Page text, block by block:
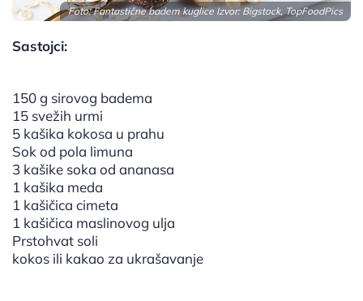
Foto: Fantastične badem kuglice Izvor: Bigstock, TopFoodPics
Sastojci:
150 g sirovog badema
15 svežih urmi
5 kašika kokosa u prahu
Sok od pola limuna
3 kašike soka od ananasa
1 kašika meda
1 kašičica cimeta
1 kašičica maslinovog ulja
Prstohvat soli
kokos ili kakao za ukrašavanje